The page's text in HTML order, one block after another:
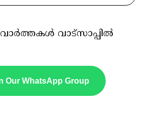
വാട്സാപ്പിൽ
Our WhatsApp Group